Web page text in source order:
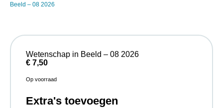
Beeld – 08 2026
Wetenschap in Beeld – 08 2026
€ 7,50
Op voorraad
Extra's toevoegen